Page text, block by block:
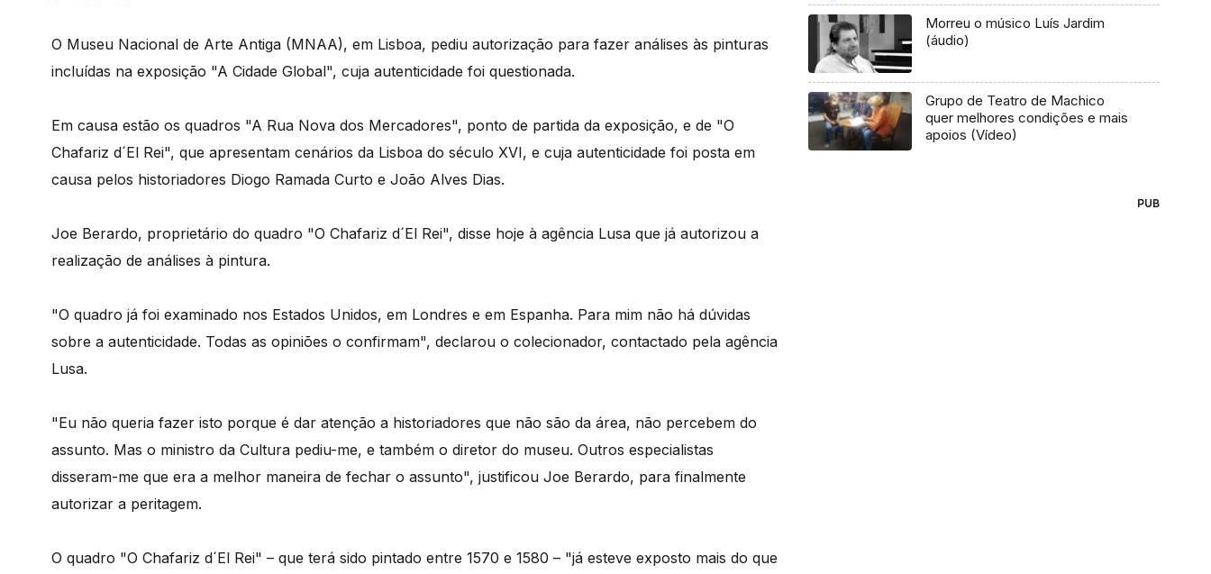
O Museu Nacional de Arte Antiga (MNAA), em Lisboa, pediu autorização para fazer análises às pinturas
incluídas na exposição "A Cidade Global", cuja autenticidade foi questionada.
Em causa estão os quadros "A Rua Nova dos Mercadores", ponto de partida da exposição, e de "O
Chafariz d´El Rei", que apresentam cenários da Lisboa do século XVI, e cuja autenticidade foi posta em
causa pelos historiadores Diogo Ramada Curto e João Alves Dias.
Joe Berardo, proprietário do quadro "O Chafariz d´El Rei", disse hoje à agência Lusa que já autorizou a
realização de análises à pintura.
"O quadro já foi examinado nos Estados Unidos, em Londres e em Espanha. Para mim não há dúvidas
sobre a autenticidade. Todas as opiniões o confirmam", declarou o colecionador, contactado pela agência
Lusa.
"Eu não queria fazer isto porque é dar atenção a historiadores que não são da área, não percebem do
assunto. Mas o ministro da Cultura pediu-me, e também o diretor do museu. Outros especialistas
disseram-me que era a melhor maneira de fechar o assunto", justificou Joe Berardo, para finalmente
autorizar a peritagem.
O quadro "O Chafariz d´El Rei" – que terá sido pintado entre 1570 e 1580 – "já esteve exposto mais do que
Morreu o músico Luís Jardim
(áudio)
Grupo de Teatro de Machico
quer melhores condições e mais
apoios (Vídeo)
PUB